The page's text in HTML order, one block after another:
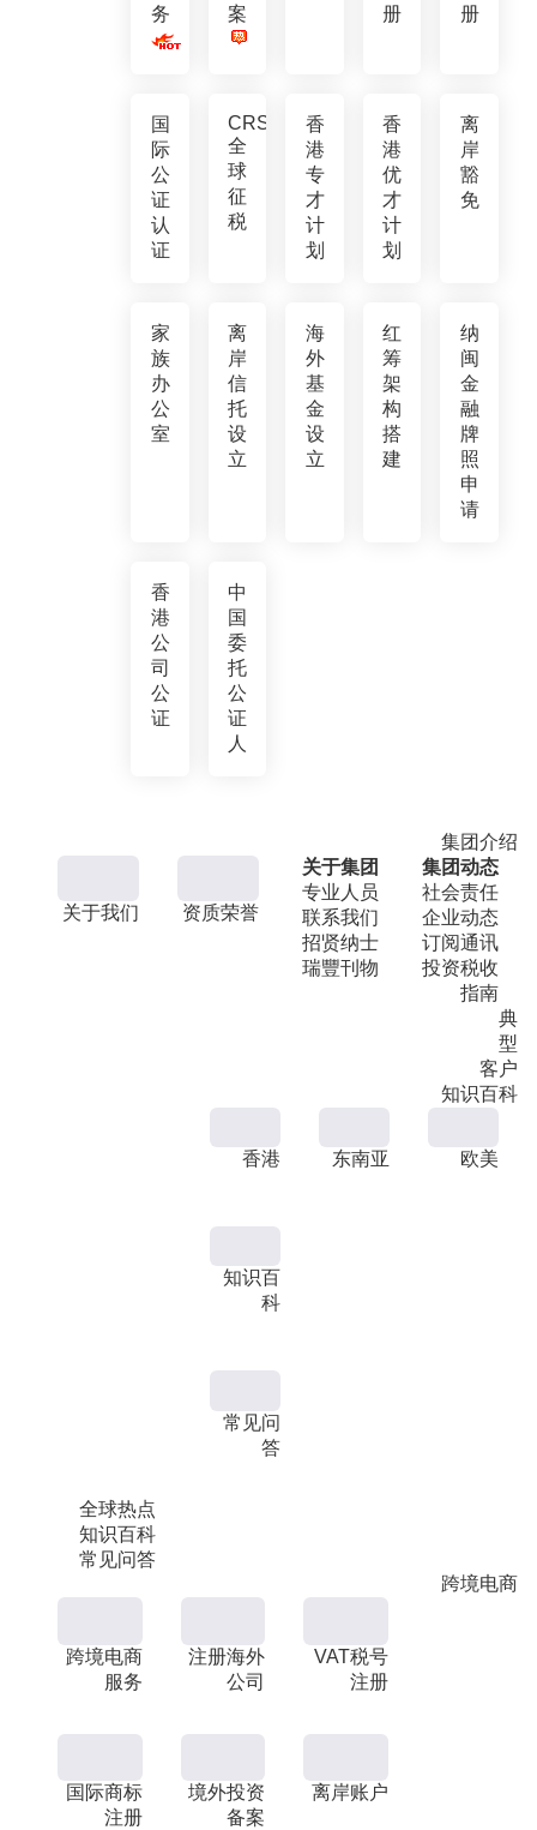
务
案
册
册
国
际
公
证
认
证
CRS
全
球
征
税
香
港
专
才
计
划
香
港
优
才
计
划
离
岸
豁
免
家
族
办
公
室
离
岸
信
托
设
立
海
外
基
金
设
立
红
筹
架
构
搭
建
纳
闽
金
融
牌
照
申
请
香
港
公
司
公
证
中
国
委
托
公
证
人
集团介绍
关于我们 资质荣誉
关于集团
专业人员
联系我们
招贤纳士
瑞豐刊物
集团动态
社会责任
企业动态
订阅通讯
投资税收
指南
典
型
客户
知识百科
全球热点
知识百科
常见问答
香港 东南亚 欧美
知识百
科
常见问
答
跨境电商
跨境电商
服务
注册海外
公司
VAT税号
注册
国际商标
注册
境外投资
备案
离岸账户